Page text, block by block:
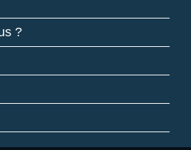
?